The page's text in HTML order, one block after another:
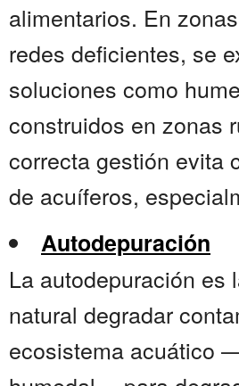
alimentarios. En
redes deficientes, se
soluciones como
construidos en zonas
correcta gestión evita
de acuíferos,
Autodepuración
La autodepuración es
natural degradar
ecosistema acuático